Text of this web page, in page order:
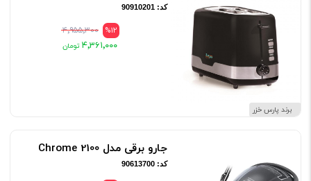
برند پارس خزر
کد: 90910201
%12 ۴٬۹۵۵٬۳۰۰
۴٬۳۶۱٬۰۰۰
جارو برقی مدل 2100 Chrome
کد: 90613700